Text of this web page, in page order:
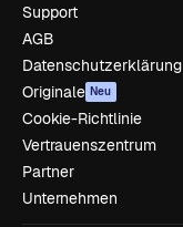
Support
AGB
Datenschutzerklärung
Originale Neu
Cookie-Richtlinie
Vertrauenszentrum
Partner
Unternehmen